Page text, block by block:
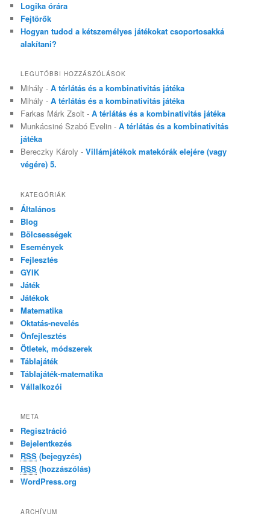
Logika órára
Fejtörők
Hogyan tudod a kétszemélyes játékokat csoportosakká
alakítani?
LEGUTÓBBI HOZZÁSZÓLÁSOK
Mihály -A térlátás és a kombinativitás játéka
Mihály -A térlátás és a kombinativitás játéka
Farkas Márk Zsolt -A térlátás és a kombinativitás játéka
Munkácsiné Szabó Evelin -A térlátás és a kombinativitás
játéka
Bereczky Károly -Villámjátékok matekórák elejére (vagy
végére) 5.
KATEGÓRIÁK
Általános
Blog
Bölcsességek
Események
Fejlesztés
GYIK
Játék
Játékok
Matematika
Oktatás-nevelés
Önfejlesztés
Ötletek, módszerek
Táblajáték
Táblajáték-matematika
Vállalkozói
META
Regisztráció
Bejelentkezés
RSS (bejegyzés)
RSS (hozzászólás)
WordPress.org
ARCHÍVUM